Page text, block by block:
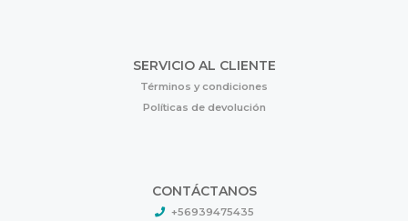
SERVICIO AL CLIENTE
Términos y condiciones
Políticas de devolución
CONTÁCTANOS
+56939475435